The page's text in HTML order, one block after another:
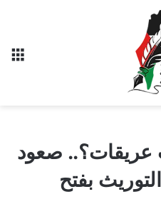
صعود
بفتح